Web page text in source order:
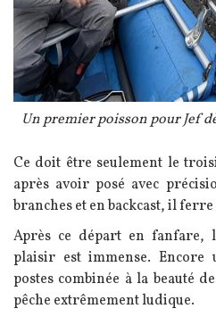
Légende
Un premier poisson pour Jef
Texte
Ce doit être seulement le
après avoir posé avec
branches et en backcast, il
Après ce départ en fanfare,
plaisir est immense.
postes combinée à la beauté
pêche extrêmement ludique.